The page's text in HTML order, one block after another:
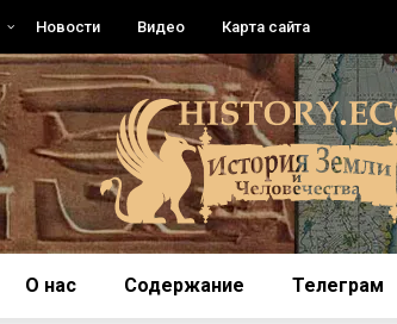
Новости Видео Карта сайта
О нас Содержание Телеграм